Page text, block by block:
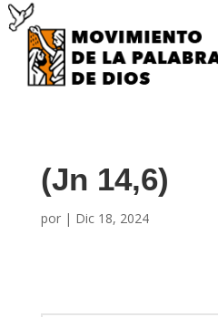
(Jn 14,6)
por | Dic 18, 2024